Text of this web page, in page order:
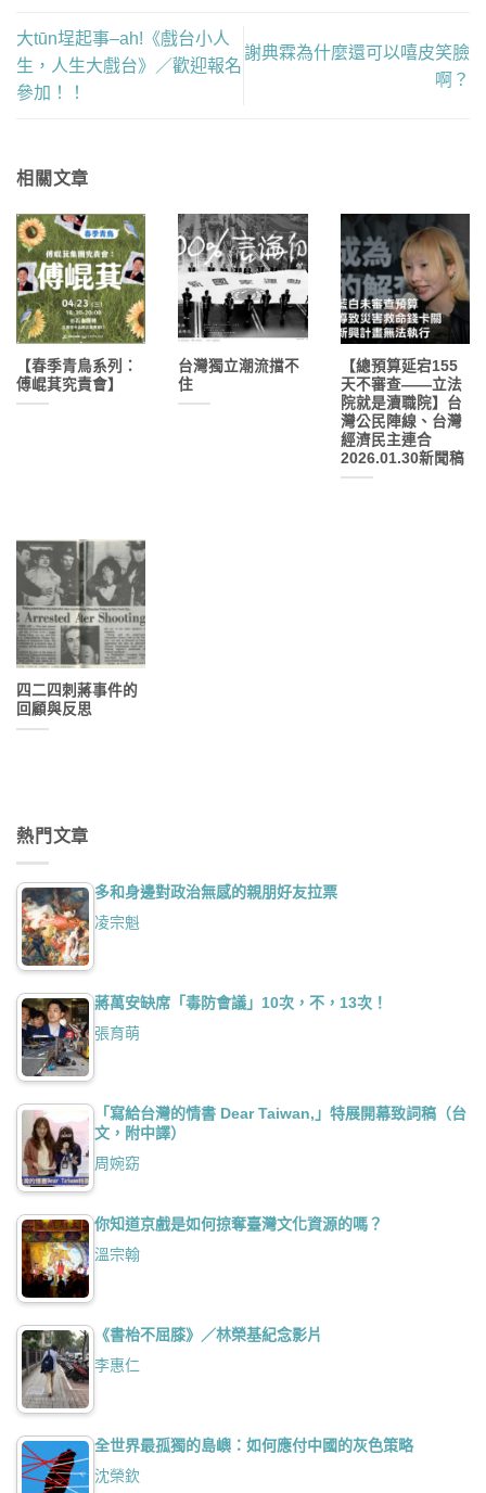
大tūn埕起事–ah!《戲台小人
生，人生大戲台》／歡迎報名
參加！！
謝典霖為什麼還可以嘻皮笑臉
啊？
相關文章
【春季青鳥系列：
傅崐萁究責會】
台灣獨立潮流擋不
住
【總預算延宕155
天不審查——立法
院就是瀆職院】台
灣公民陣線、台灣
經濟民主連合
2026.01.30新聞稿
四二四刺蔣事件的
回顧與反思
熱門文章
多和身邊對政治無感的親朋好友拉票
凌宗魁
蔣萬安缺席「毒防會議」10次，不，13次！
張育萌
「寫給台灣的情書 Dear Taiwan,」特展開幕致詞稿（台
文，附中譯）
周婉窈
你知道京戲是如何掠奪臺灣文化資源的嗎？
溫宗翰
《書枱不屈膝》／林榮基紀念影片
李惠仁
全世界最孤獨的島嶼：如何應付中國的灰色策略
沈榮欽